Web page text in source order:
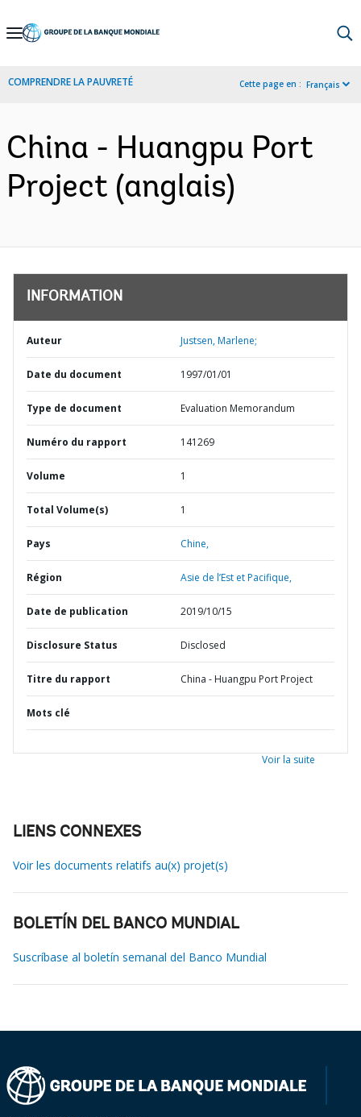
Skip
Navigation
COMPRENDRE LA PAUVRETÉ Cette page en : Français
China - Huangpu Port
Project (anglais)
INFORMATION
Auteur Justsen, Marlene;
Date du document 1997/01/01
Type de document Evaluation Memorandum
Numéro du rapport 141269
Volume 1
Total Volume(s) 1
Pays Chine,
Région Asie de l’Est et Pacifique,
Date de publication 2019/10/15
Disclosure Status Disclosed
Titre du rapport China - Huangpu Port Project
Mots clé
Voir la suite
LIENS CONNEXES
Voir les documents relatifs au(x) projet(s)
BOLETÍN DEL BANCO MUNDIAL
Suscríbase al boletín semanal del Banco Mundial